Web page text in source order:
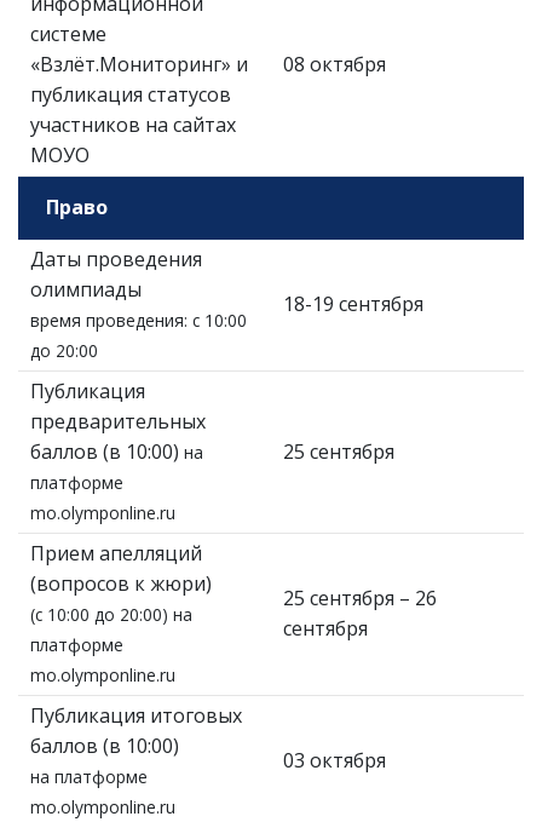
системе
«Взлёт.Мониторинг» и
публикация статусов
участников на сайтах
МОУО
08 октября
Право
Даты проведения
олимпиады
время проведения: с 10:00
до 20:00
18-19 сентября
Публикация
предварительных
баллов (в 10:00) на
платформе
mo.olymponline.ru
25 сентября
Прием апелляций
(вопросов к жюри)
(с 10:00 до 20:00) на
платформе
mo.olymponline.ru
25 сентября – 26
сентября
Публикация итоговых
баллов (в 10:00)
на платформе
mo.olymponline.ru
03 октября